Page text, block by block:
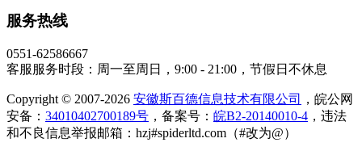
服务热线
0551-62586667
客服服务时段：周一至周日，9:00 - 21:00，节假日不休息
Copyright © 2007-2026 安徽斯百德信息技术有限公司
，皖公网
安备： 34010402700189号 ，备案号： 皖B2-20140010-4 ，违法
和不良信息举报邮箱：hzj#spiderltd.com（#改为@）